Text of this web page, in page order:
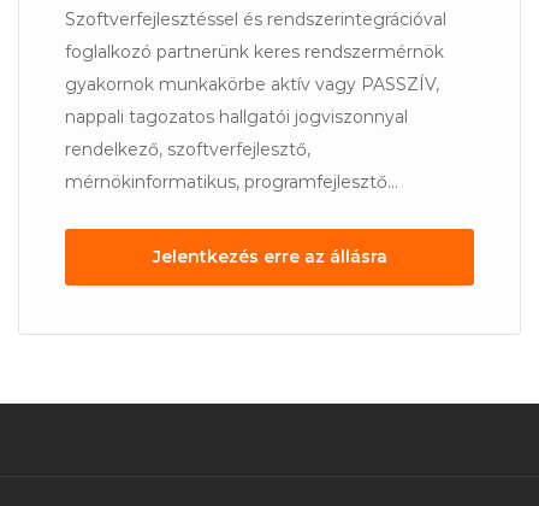
Szoftverfejlesztéssel és rendszerintegrációval
foglalkozó partnerünk keres rendszermérnök
gyakornok munkakörbe aktív vagy PASSZÍV,
nappali tagozatos hallgatói jogviszonnyal
rendelkező, szoftverfejlesztő,
mérnökinformatikus, programfejlesztő...
Jelentkezés erre az állásra